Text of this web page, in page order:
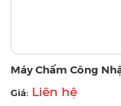
Máy Chấm Công
Giá: Liên hệ